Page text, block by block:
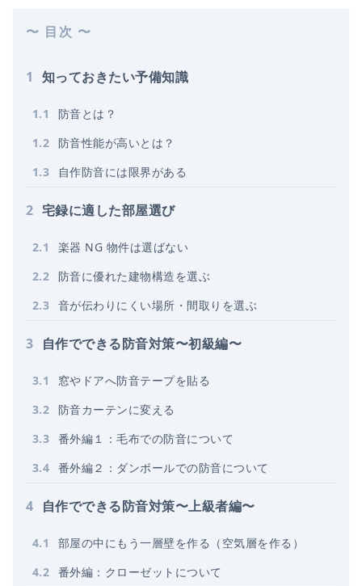
〜 目次 〜
1 知っておきたい予備知識
1.1
防音とは？
1.2
防音性能が高いとは？
1.3 自作防音には限界がある
2 宅録に適した部屋選び
2.1
楽器 NG 物件は選ばない
2.2
防音に優れた建物構造を選ぶ
2.3 音が伝わりにくい場所・間取りを選ぶ
3 自作でできる防音対策〜初級編〜
3.1
窓やドアへ防音テープを貼る
3.2
防音カーテンに変える
3.3 番外編１：毛布での防音について
3.4 番外編２：ダンボールでの防音について
4 自作でできる防音対策〜上級者編〜
4.1
部屋の中にもう一層壁を作る（空気層を作る）
4.2 番外編：クローゼットについて